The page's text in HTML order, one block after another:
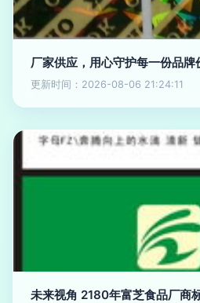
厂家供应，用心守护每一份品牌
更新时间：2026-08-06 21:24:11
未来视角 2180年富芝食品厂商